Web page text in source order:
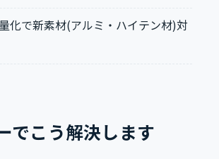
化で新素材(アルミ・ハイテン材)対
でこう解決します